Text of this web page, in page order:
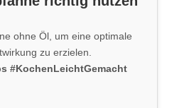
ohne Öl, um eine optimale
zu erzielen.
#KochenLeichtGemacht